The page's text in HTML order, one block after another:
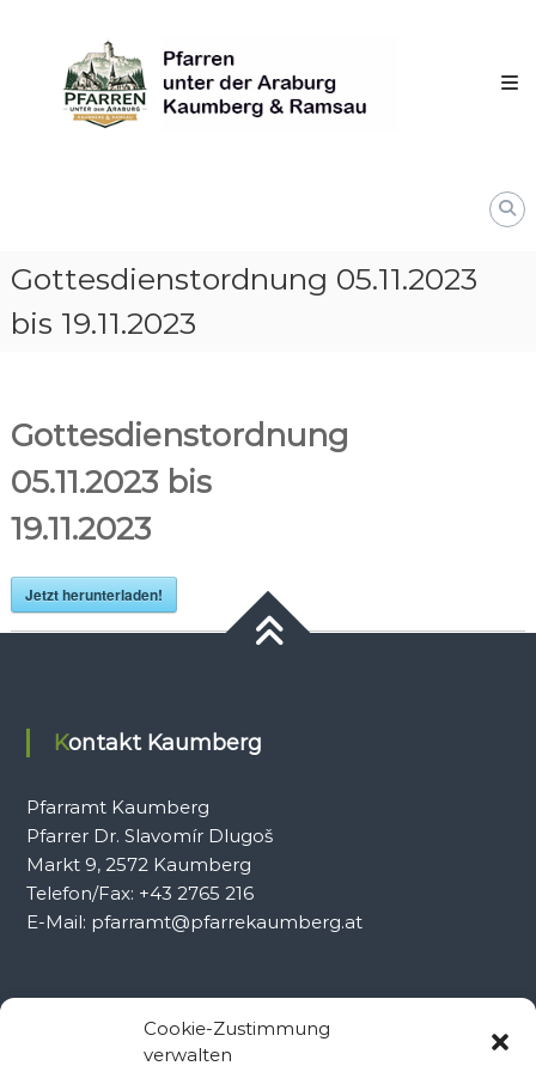
Cookie-Zustimmung
verwalten
content
unter
derAraburg
Kaumberg
Gottesdienstordnung 05.11.2023
bis 19.11.2023
Gottesdienstordnung
05.11.2023 bis
19.11.2023
Jetzt herunterladen!
Kontakt Kaumberg
Pfarramt Kaumberg
Pfarrer Dr. Slavomír Dlugoš
Markt 9, 2572 Kaumberg
Telefon/Fax: +43 2765 216
E-Mail: pfarramt@pfarrekaumberg.at
Kontakt Ramsau